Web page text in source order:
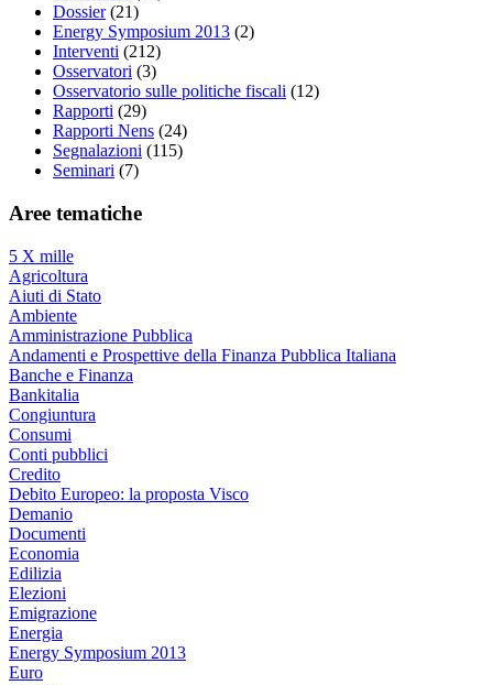
Dossier (21)
Energy Symposium 2013 (2)
Interventi (212)
Osservatori (3)
Osservatorio sulle politiche fiscali (12)
Rapporti (29)
Rapporti Nens (24)
Segnalazioni (115)
Seminari (7)
Aree tematiche
5 X mille
Agricoltura
Aiuti di Stato
Ambiente
Amministrazione Pubblica
Andamenti e Prospettive della Finanza Pubblica Italiana
Banche e Finanza
Bankitalia
Congiuntura
Consumi
Conti pubblici
Credito
Debito Europeo: la proposta Visco
Demanio
Documenti
Economia
Edilizia
Elezioni
Emigrazione
Energia
Energy Symposium 2013
Euro